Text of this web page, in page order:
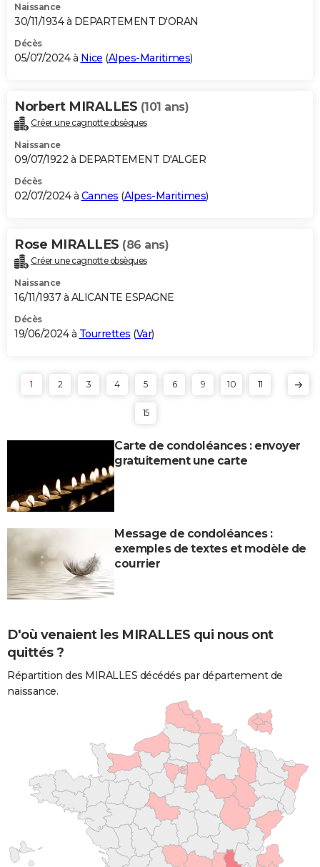
Naissance
30/11/1934 à DEPARTEMENT D'ORAN
Décès
05/07/2024 à Nice (Alpes-Maritimes)
Norbert MIRALLES (101 ans)
Créer une cagnotte obsèques
Naissance
09/07/1922 à DEPARTEMENT D'ALGER
Décès
02/07/2024 à Cannes (Alpes-Maritimes)
Rose MIRALLES (86 ans)
Créer une cagnotte obsèques
Naissance
16/11/1937 à ALICANTE ESPAGNE
Décès
19/06/2024 à Tourrettes (Var)
1 2 3 4 5 6 9 10 11
15
Carte de condoléances : envoyer
gratuitement une carte
Message de condoléances :
exemples de textes et modèle de
courrier
D'où venaient les MIRALLES qui nous ont
quittés ?
Répartition des MIRALLES décédés par département de
naissance.